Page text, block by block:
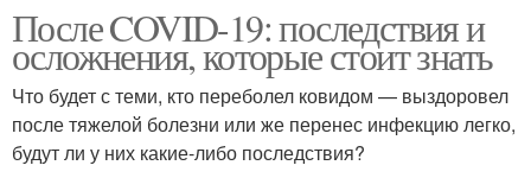
После COVID-19: последствия и
осложнения, которые стоит знать
Что будет с теми, кто переболел ковидом — выздоровел
после тяжелой болезни или же перенес инфекцию легко,
будут ли у них какие-либо последствия?